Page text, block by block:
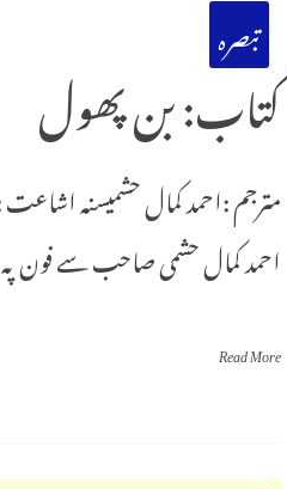
تبصرہ
کتاب: بن پھول
احمد کمال حشمی صاحب سے فون پہ
Read More